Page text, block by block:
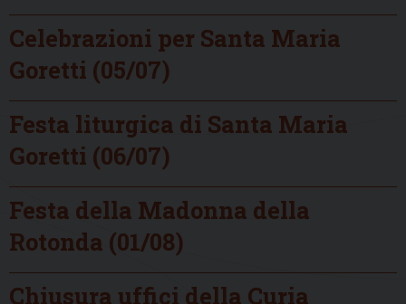
Celebrazioni per Santa Maria
Goretti (05/07)
Festa liturgica di Santa Maria
Goretti (06/07)
Festa della Madonna della
Rotonda (01/08)
Chiusura uffici della Curia